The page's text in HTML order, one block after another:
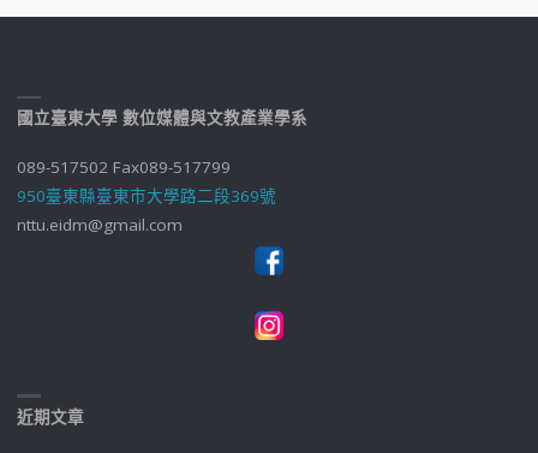
國立臺東大學 數位媒體與文教產業學系
089-517502 Fax089-517799
950臺東縣臺東市大學路二段369號
nttu.eidm@gmail.com
近期文章